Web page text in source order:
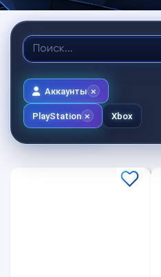
Аккаунты
PlayStation Xbox